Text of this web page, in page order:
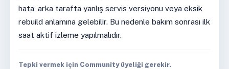
hata, arka tarafta yanlış servis versiyonu veya eksik
rebuild anlamına gelebilir. Bu nedenle bakım sonrası ilk
saat aktif izleme yapılmalıdır.
Tepki vermek için Community üyeliği gerekir.